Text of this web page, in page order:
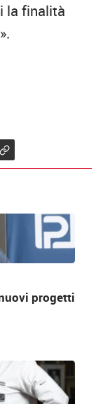
la finalità
progetti